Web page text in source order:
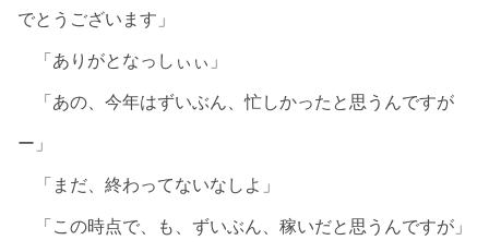
でとうございます」
「ありがとなっしぃぃ」
「あの、今年はずいぶん、忙しかったと思うんですが
ー」
「まだ、終わってないなしよ」
「この時点で、も、ずいぶん、稼いだと思うんですが」